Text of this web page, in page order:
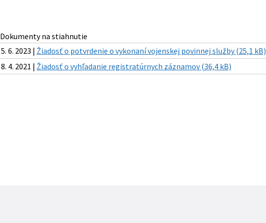
Dokumenty na stiahnutie
5. 6. 2023 | Žiadosť o potvrdenie o vykonaní vojenskej povinnej služby (25,1 kB)
8. 4. 2021 | Žiadosť o vyhľadanie registratúrnych záznamov (36,4 kB)